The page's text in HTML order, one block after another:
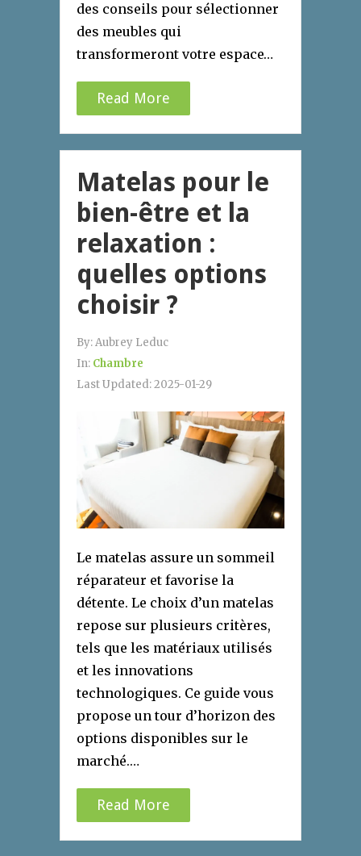
des conseils pour sélectionner
des meubles qui
transformeront votre espace…
Read More
Matelas pour le
bien-être et la
relaxation :
quelles options
choisir ?
By:Aubrey Leduc
In: Chambre
Last Updated:2025-01-29
Le matelas assure un sommeil
réparateur et favorise la
détente. Le choix d’un matelas
repose sur plusieurs critères,
tels que les matériaux utilisés
et les innovations
technologiques. Ce guide vous
propose un tour d’horizon des
options disponibles sur le
marché.…
Read More